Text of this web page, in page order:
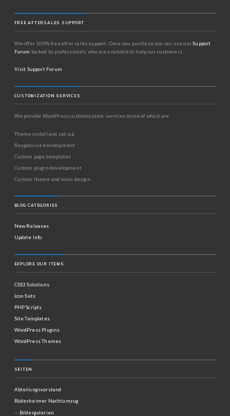
FREE AFTERSALES SUPPORT
We offer 100% free after sales support. Once you purchase you can use ourSupport
Forum backed by professionals who are available to help our customers.
Visit Support Forum
CUSTOMIZATION SERVICES
We provide WordPress customization services some of which are:
Theme install and set-up
Responsive development
Custom page templates
Custom plugin development
Custom theme and icons design
BLOG CATEGORIES
New Releases
Update Info
EXPLORE OUR ITEMS
CSS3 Solutions
Icon Sets
PHP Scripts
Site Templates
WordPress Plugins
WordPress Themes
SEITEN
Abteilungsvorstand
Büdesheimer Nachtumzug
Bildergalerien